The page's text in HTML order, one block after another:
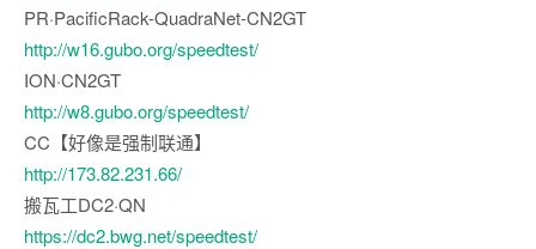
PR·PacificRack-QuadraNet-CN2GT
http://w16.gubo.org/speedtest/
ION·CN2GT
http://w8.gubo.org/speedtest/
CC【好像是强制联通】
http://173.82.231.66/
搬瓦工DC2·QN
https://dc2.bwg.net/speedtest/